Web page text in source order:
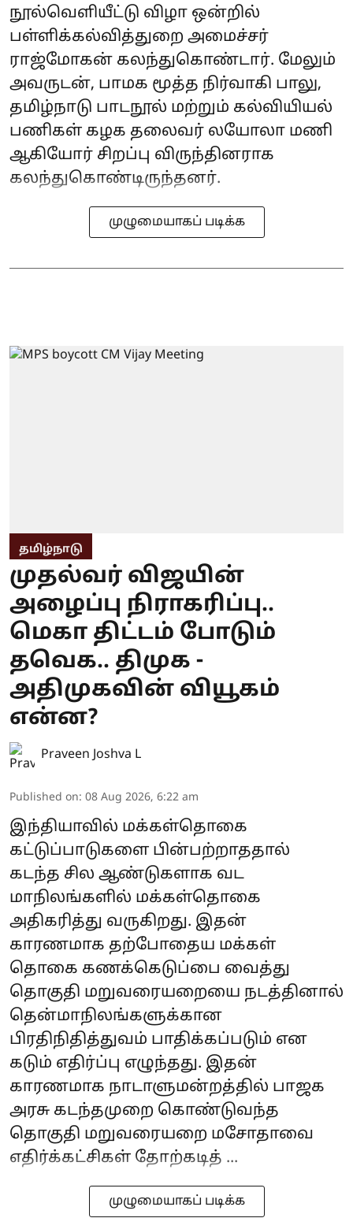
நூல்வெளியீட்டு விழா ஒன்றில்
பள்ளிக்கல்வித்துறை அமைச்சர்
ராஜ்மோகன் கலந்துகொண்டார். மேலும்
அவருடன், பாமக மூத்த நிர்வாகி பாலு,
தமிழ்நாடு பாடநூல் மற்றும் கல்வியியல்
பணிகள் கழக தலைவர் லயோலா மணி
ஆகியோர் சிறப்பு விருந்தினராக
கலந்துகொண்டிருந்தனர்.
முழுமையாகப் படிக்க
தமிழ்நாடு
முதல்வர் விஜயின்
அழைப்பு நிராகரிப்பு..
மெகா திட்டம் போடும்
தவெக.. திமுக -
அதிமுகவின் வியூகம்
என்ன?
Praveen Joshva L
Published on: 08 Aug 2026, 6:22 am
இந்தியாவில் மக்கள்தொகை
கட்டுப்பாடுகளை பின்பற்றாததால்
கடந்த சில ஆண்டுகளாக வட
மாநிலங்களில் மக்கள்தொகை
அதிகரித்து வருகிறது. இதன்
காரணமாக தற்போதைய மக்கள்
தொகை கணக்கெடுப்பை வைத்து
தொகுதி மறுவரையறையை நடத்தினால்
தென்மாநிலங்களுக்கான
பிரதிநிதித்துவம் பாதிக்கப்படும் என
கடும் எதிர்ப்பு எழுந்தது. இதன்
காரணமாக நாடாளுமன்றத்தில் பாஜக
அரசு கடந்தமுறை கொண்டுவந்த
தொகுதி மறுவரையறை மசோதாவை
எதிர்க்கட்சிகள் தோற்கடித் ...
முழுமையாகப் படிக்க